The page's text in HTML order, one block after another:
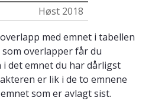
Høst 2018
med emnet i tabellen
overlapper får du
det emnet du har dårligst
er lik i de to emnene
som er avlagt sist.